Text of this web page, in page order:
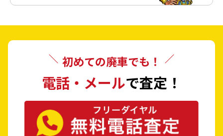
大府市 知多市
知立市 尾張旭市
初めての廃車でも！
電話・メールで査定！